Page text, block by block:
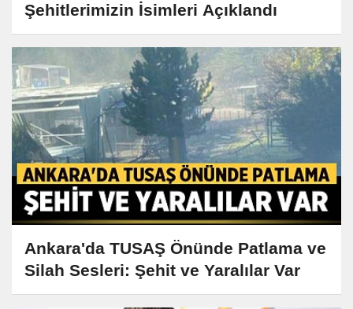
Şehitlerimizin İsimleri Açıklandı
Ankara'da TUSAŞ Önünde Patlama ve
Silah Sesleri: Şehit ve Yaralılar Var